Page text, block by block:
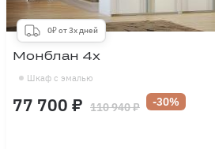
0₽ от 3х дней
Шкаф с эмалью
Монблан 4х
77 700 ₽ 110 940 ₽ -30%